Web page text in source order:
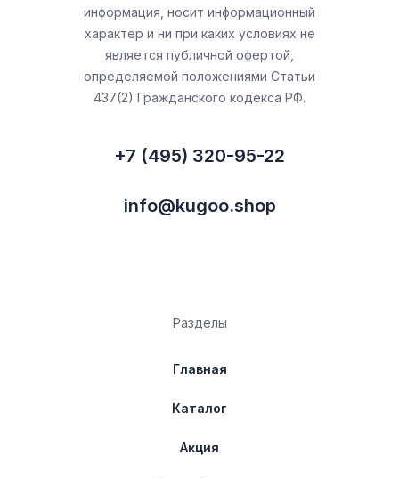
информация, носит информационный
характер и ни при каких условиях не
является публичной офертой,
определяемой положениями Статьи
437(2) Гражданского кодекса РФ.
Разделы
Главная
Каталог
Акция
+7 (495) 320-95-22
info@kugoo.shop